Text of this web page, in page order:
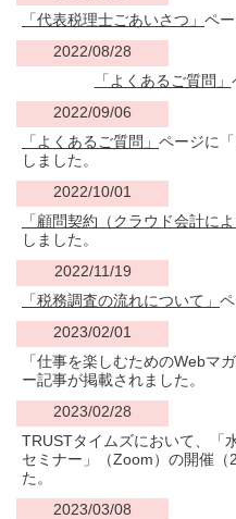
「代表税理士ごあいさつ」 ペ
2022/08/28
「よくあるご質問」
2022/09/06
「よくあるご質問」 ページに
しました。
2022/10/01
「顧問契約（クラウド会計に
しました。
2022/11/19
「税務調査の流れについて」
2023/02/01
「仕事を楽しむためのWebマ
ー記事が掲載されました。
2023/02/28
TRUSTタイムズにおいて、「
セミナー」（Zoom）の開催
た。
2023/03/08